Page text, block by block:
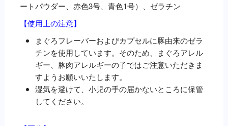
ートパウダー、赤色3号、青色1号）、ゼラチン
【使用上の注意】
まぐろフレーバーおよびカプセルに豚由来のゼラ
チンを使用しています。そのため、まぐろアレル
ギー、豚肉アレルギーの子ではご注意いただきま
すようお願いいたします。
湿気を避けて、小児の手の届かないところに保管
してください。